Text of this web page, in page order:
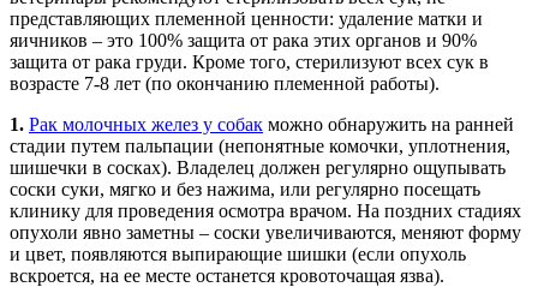
представляющих племенной ценности: удаление матки и
яичников – это 100% защита от рака этих органов и 90%
защита от рака груди. Кроме того, стерилизуют всех сук в
возрасте 7-8 лет (по окончанию племенной работы).
1. Рак молочных желез у собак можно обнаружить на ранней
стадии путем пальпации (непонятные комочки, уплотнения,
шишечки в сосках). Владелец должен регулярно ощупывать
соски суки, мягко и без нажима, или регулярно посещать
клинику для проведения осмотра врачом. На поздних стадиях
опухоли явно заметны – соски увеличиваются, меняют форму
и цвет, появляются выпирающие шишки (если опухоль
вскроется, на ее месте останется кровоточащая язва).